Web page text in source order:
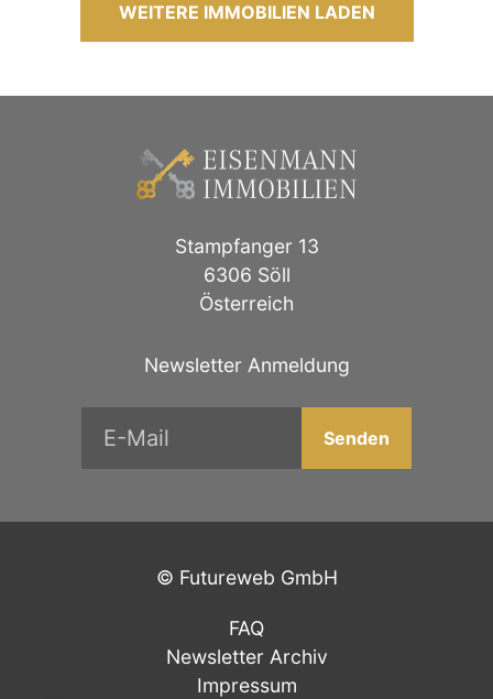
WEITERE IMMOBILIEN LADEN
Stampfanger 13
6306 Söll
Österreich
Newsletter Anmeldung
© Futureweb GmbH
FAQ
Newsletter Archiv
Impressum